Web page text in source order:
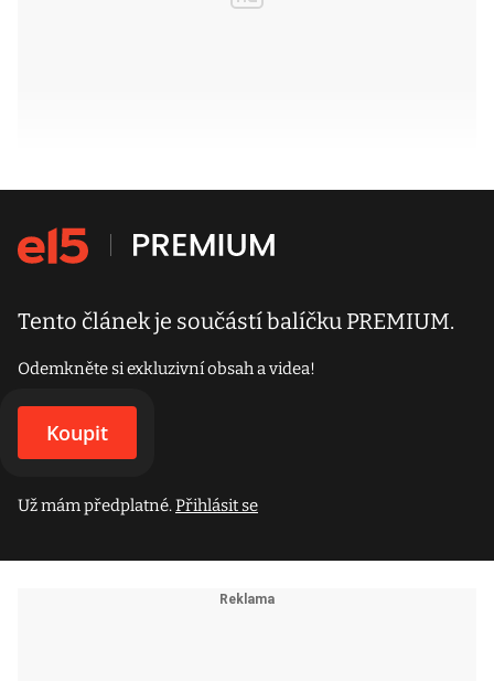
Tento článek je součástí balíčku PREMIUM.
Odemkněte si exkluzivní obsah a videa!
Koupit
Už mám předplatné.Přihlásit se